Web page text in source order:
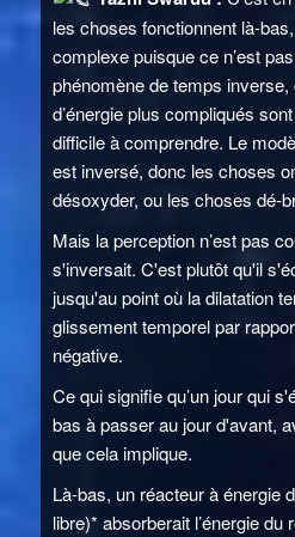
les choses fonctionnent là-
complexe puisque ce n’est
phénomène de temps
d’énergie plus compliqués
difficile à comprendre. Le
est inversé, donc les choses
désoxyder, ou les choses dé-
Mais la perception n’est pas
s'inversait. C'est plutôt qu'il
jusqu'au point où la dilatation
glissement temporel par
négative.
Ce qui signifie qu’un jour qui
bas à passer au jour d'avant,
que cela implique.
Là-bas, un réacteur à énergie
libre)* absorberait l’énergie du